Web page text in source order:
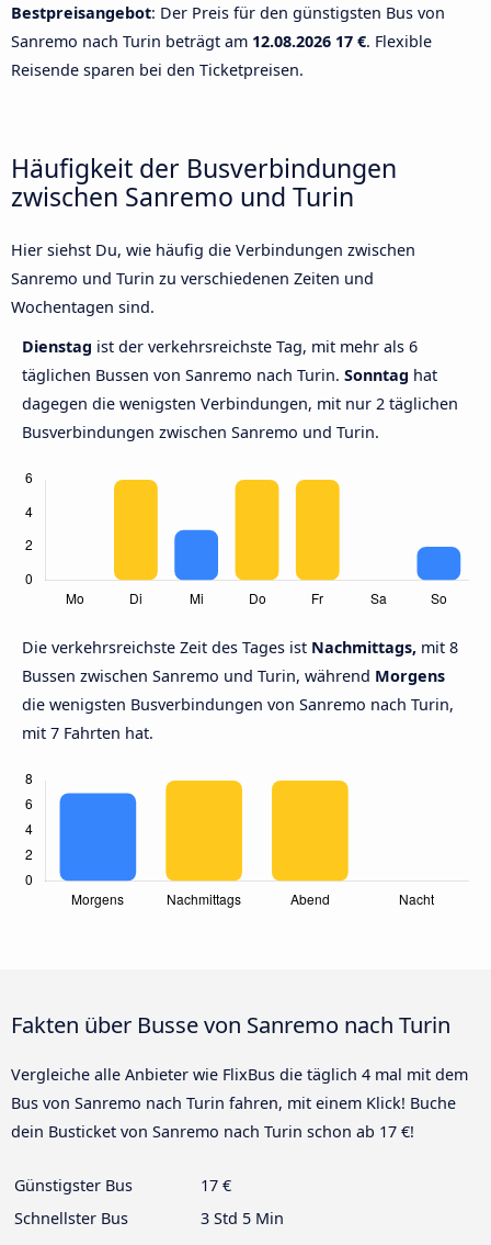
Bestpreisangebot: Der Preis für den günstigsten Bus von
Sanremo nach Turin beträgt am 12.08.2026 17 €. Flexible
Reisende sparen bei den Ticketpreisen.
Häufigkeit der Busverbindungen
zwischen Sanremo und Turin
Hier siehst Du, wie häufig die Verbindungen zwischen
Sanremo und Turin zu verschiedenen Zeiten und
Wochentagen sind.
Dienstag ist der verkehrsreichste Tag, mit mehr als 6
täglichen Bussen von Sanremo nach Turin. Sonntag hat
dagegen die wenigsten Verbindungen, mit nur 2 täglichen
Busverbindungen zwischen Sanremo und Turin.
Die verkehrsreichste Zeit des Tages ist Nachmittags, mit 8
Bussen zwischen Sanremo und Turin, während Morgens
die wenigsten Busverbindungen von Sanremo nach Turin,
mit 7 Fahrten hat.
Fakten über Busse von Sanremo nach Turin
Vergleiche alle Anbieter wie FlixBus die täglich 4 mal mit dem
Bus von Sanremo nach Turin fahren, mit einem Klick! Buche
dein Busticket von Sanremo nach Turin schon ab 17 €!
Günstigster Bus
17 €
Schnellster Bus
3 Std 5 Min